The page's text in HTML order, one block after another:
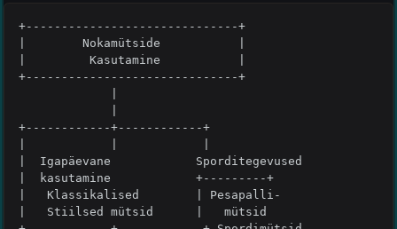
+------------------------------+
|        Nokamütside           |
|         Kasutamine           |
+------------------------------+
+------------+------------+
|  Igapäevane            Sporditegevused
|  kasutamine            +---------+
|   Klassikalised        | Pesapalli-
|   Stiilsed mütsid      |   mütsid